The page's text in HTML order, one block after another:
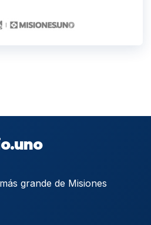
grande de Misiones